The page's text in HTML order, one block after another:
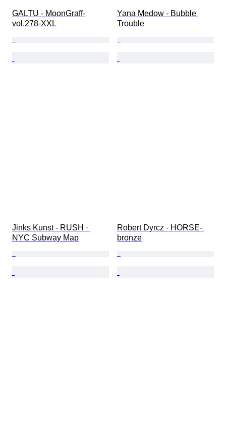
GALTU - MoonGraff-
vol.278-XXL
Yana Medow - Bubble
Trouble
Jinks Kunst - RUSH ·
NYC Subway Map
Robert Dyrcz - HORSE-
bronze